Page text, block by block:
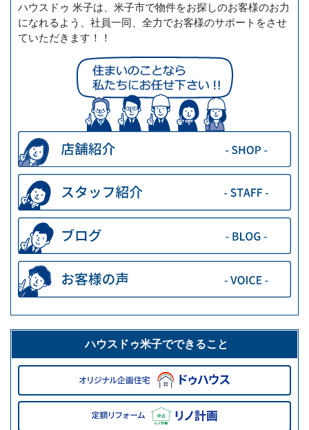
ハウスドゥ 米子は、米子市で物件をお探しのお客様のお力
になれるよう、社員一同、全力でお客様のサポートをさせ
ていただきます！！
ハウスドゥ米子でできること